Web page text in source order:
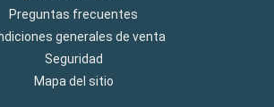
Preguntas frecuentes
generales de venta
Seguridad
Mapa del sitio